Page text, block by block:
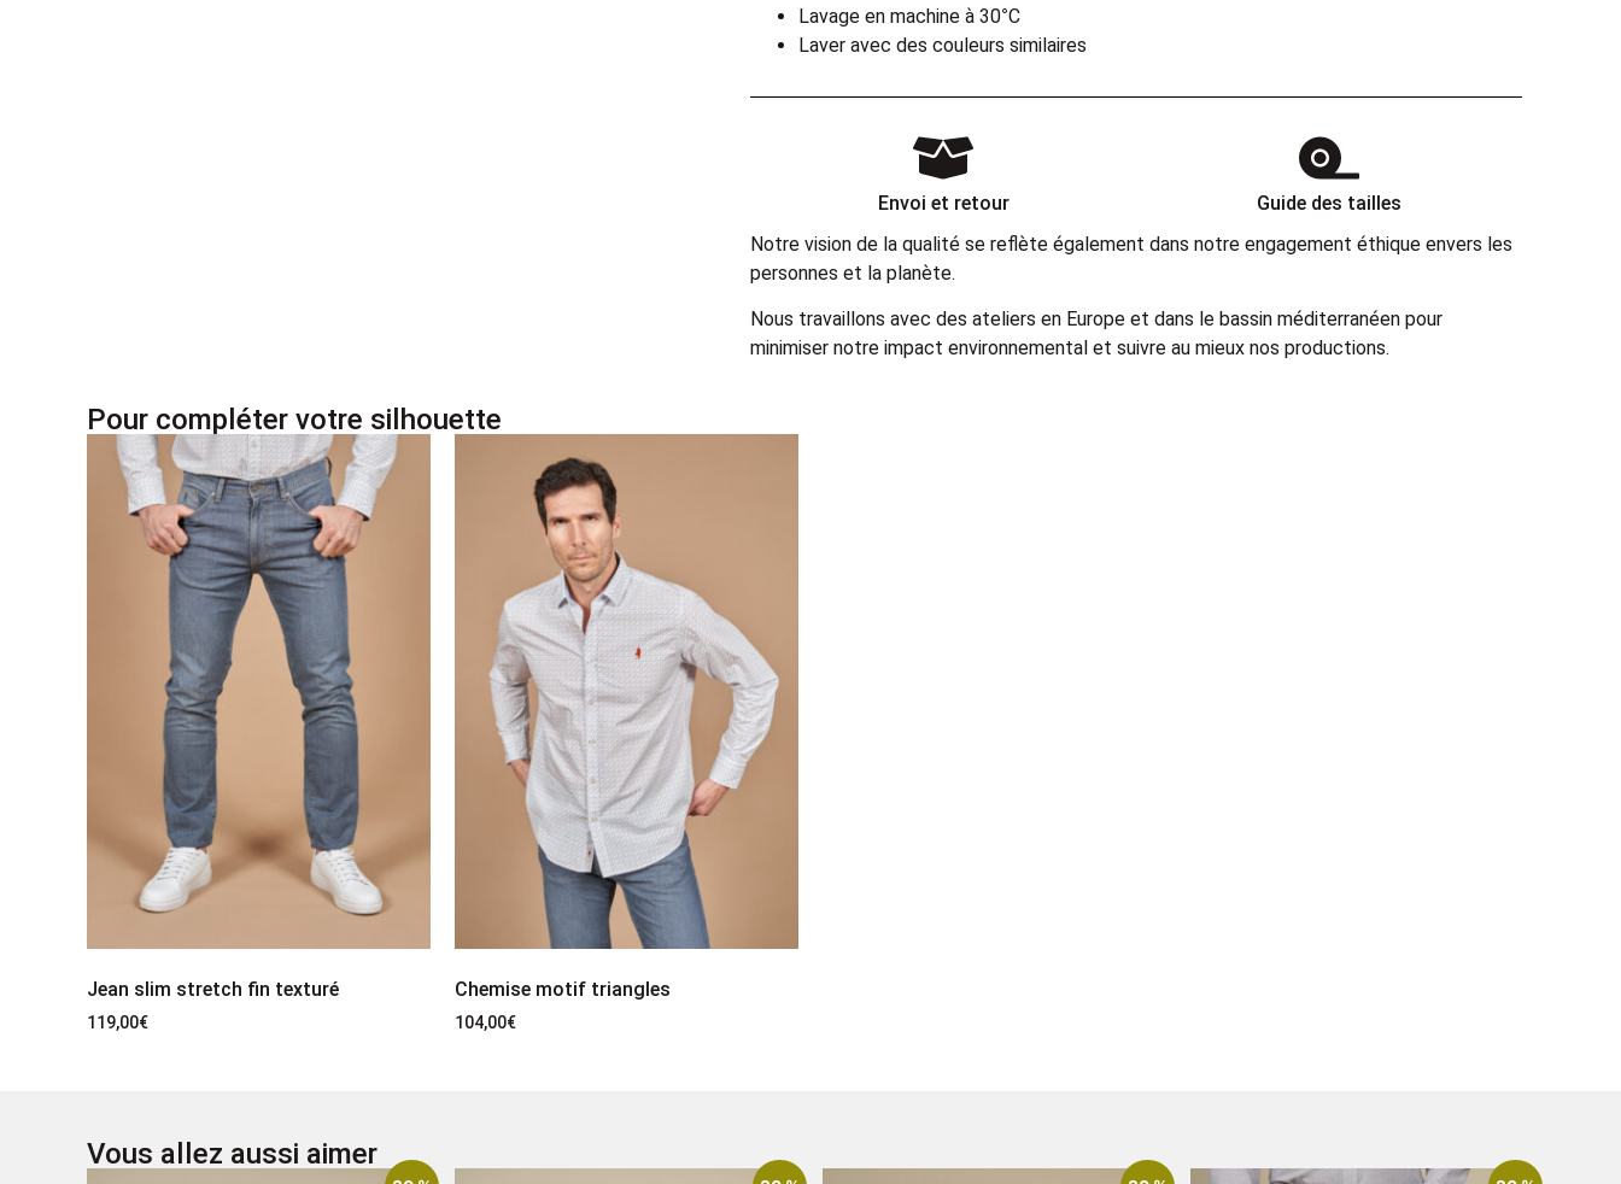
Lavage en machine à 30°C
Laver avec des couleurs similaires
Envoi et retour
Guide des tailles
Notre vision de la qualité se reflète également dans notre engagement éthique envers les
personnes et la planète.
Nous travaillons avec des ateliers en Europe et dans le bassin méditerranéen pour
minimiser notre impact environnemental et suivre au mieux nos productions.
Pour compléter votre silhouette
Jean slim stretch fin texturé
119,00€
Chemise motif triangles
104,00€
Vous allez aussi aimer